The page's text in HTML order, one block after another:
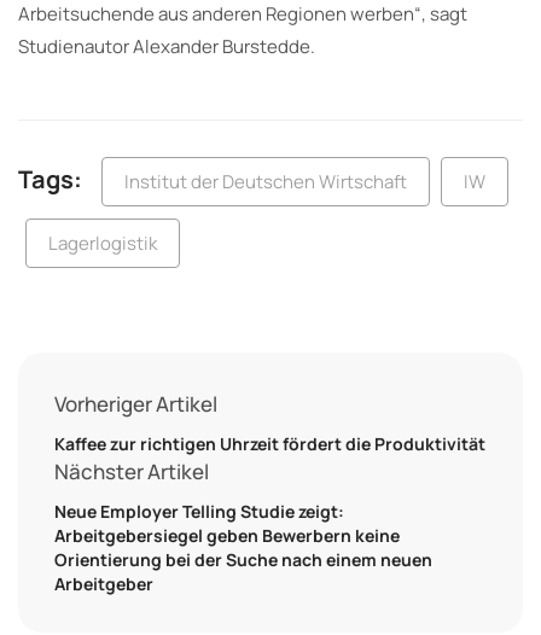
Arbeitsuchende aus anderen Regionen werben“, sagt
Studienautor Alexander Burstedde.
Tags: Institut der Deutschen Wirtschaft IW
Lagerlogistik
Vorheriger Artikel
Kaffee zur richtigen Uhrzeit fördert die Produktivität
Nächster Artikel
Neue Employer Telling Studie zeigt:
Arbeitgebersiegel geben Bewerbern keine
Orientierung bei der Suche nach einem neuen
Arbeitgeber